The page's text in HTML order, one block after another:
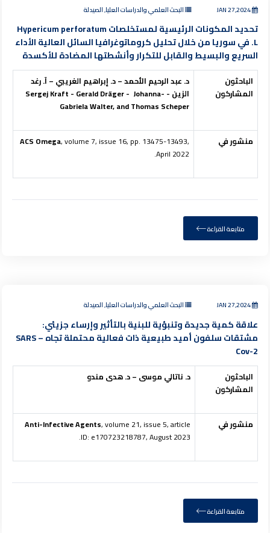
JAN 27,2024 البحث العلمي والدراسات العليا, الصيدلة
تحديد المكونات الرئيسية لمستخلصات Hypericum perforatum
L. في سوريا من خلال تحليل كروماتوغرافيا السائل العالية الأداء
السريع والبسيط والقابل للتكرار وأنشطتها المضادة للأكسدة
الباحثون
المشاركون
د. عبد الرحيم الأحمد – د. إبراهيم الغريبي – آ. رغد
الزين -
Sergej Kraft - Gerald Dräger- Johanna-
Gabriela Walter, and Thomas Scheper
منشور في ACS Omega, volume 7, issue 16, pp. 13475-13493,
April 2022.
متابعة القراءة
JAN 27,2024 البحث العلمي والدراسات العليا, الصيدلة
علاقة كمية جديدة وتنبؤية للبنية بالتأثير وإرساء جزيئي:
مشتقات سلفون أميد طبيعية ذات فعالية محتملة تجاه SARS –
Cov-2
الباحثون
المشاركون
د. ناتالي موسى – د. هدى مندو
منشور في Anti-Infective Agents, volume 21, issue 5, article
ID: e170723218787, August 2023.
متابعة القراءة